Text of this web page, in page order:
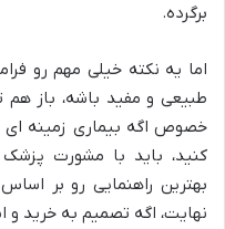
برگرده.
اما یه نکته خیلی مهم رو
طبیعی و مفید باشه، باز
خصوص اگه بیماری زمینه ای
کنید، باید با مشورت
بهترین راهنمایی رو بر
نهایت، اگه تصمیم به خرید و